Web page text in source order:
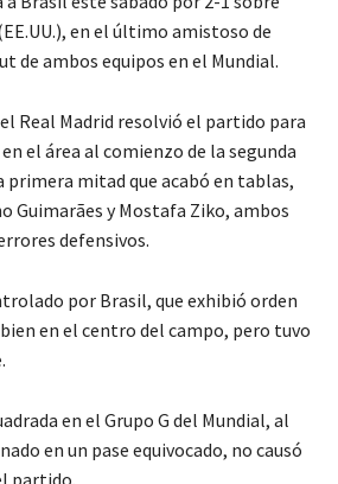
en el último amistoso de
de ambos equipos en el Mundial.
Real Madrid resolvió el partido para
el área al comienzo de la segunda
primera mitad que acabó en tablas,
Guimarães y Mostafa Ziko, ambos
defensivos.
por Brasil, que exhibió orden
en el centro del campo, pero tuvo
en el Grupo G del Mundial, al
en un pase equivocado, no causó